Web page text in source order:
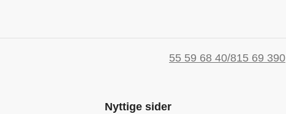
55 59 68 40/815 69 390
Nyttige sider